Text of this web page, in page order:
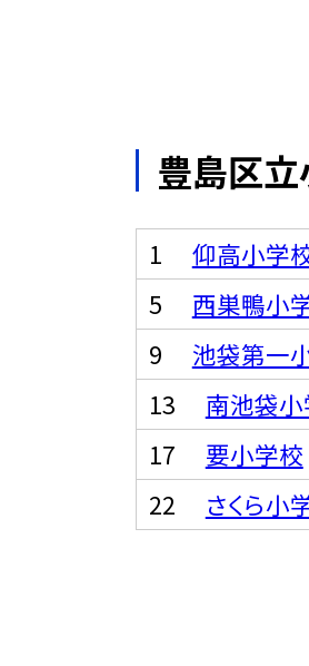
豊島区
1 仰高小学
5 西巣鴨小
9 池袋第一
13 南池袋
17 要小学校
22 さくら小